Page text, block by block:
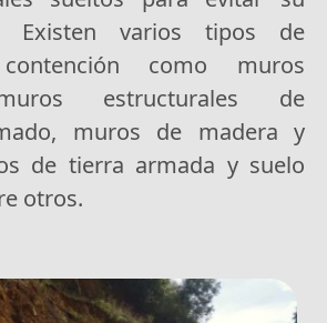
Existen varios tipos de
como muros
estructurales de
muros de madera y
de tierra armada y suelo
otros.